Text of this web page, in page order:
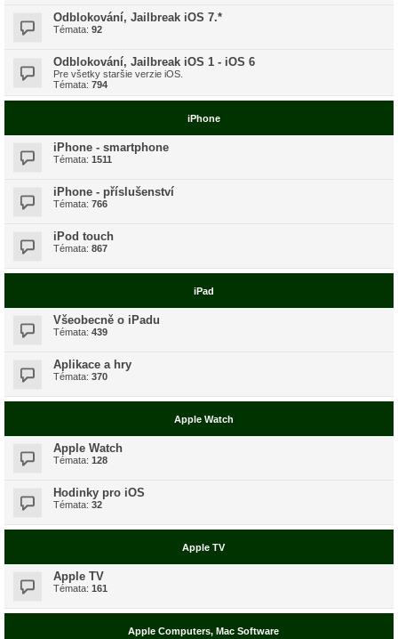
Odblokování, Jailbreak iOS 7.*
Témata: 92
Odblokování, Jailbreak iOS 1 - iOS 6
Pre všetky staršie verzie iOS.
Témata: 794
iPhone
iPhone - smartphone
Témata: 1511
iPhone - příslušenství
Témata: 766
iPod touch
Témata: 867
iPad
Všeobecně o iPadu
Témata: 439
Aplikace a hry
Témata: 370
Apple Watch
Apple Watch
Témata: 128
Hodinky pro iOS
Témata: 32
Apple TV
Apple TV
Témata: 161
Apple Computers, Mac Software